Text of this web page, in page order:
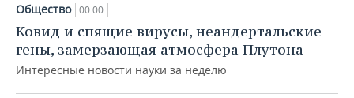
Общество 00:00
Ковид и спящие вирусы, неандертальские
гены, замерзающая атмосфера Плутона
Интересные новости науки за неделю